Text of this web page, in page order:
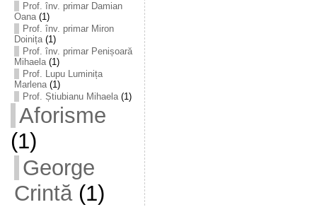
Prof. înv. primar Damian
Oana(1)
Prof. înv. primar Miron
Doinița(1)
Prof. înv. primar Penișoară
Mihaela(1)
Prof. Lupu Luminița
Marlena(1)
Prof. Știubianu Mihaela(1)
Aforisme
(1)
George
Crintă(1)